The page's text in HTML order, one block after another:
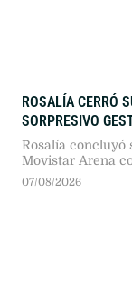
ROSALÍA CERRÓ
SORPRESIVO
Rosalía concluyó
Movistar Arena
seguidores en
07/08/2026